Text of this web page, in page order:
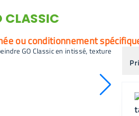
ou conditionnement